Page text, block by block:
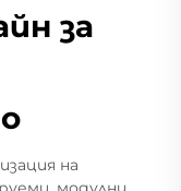
за
на